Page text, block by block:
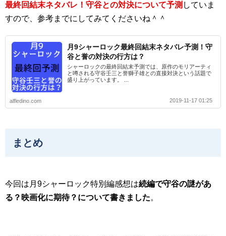
最終回結末ネタバレ！守谷との対決について予測 していま
すので、参考までにしてみてくださいね＾＾
月9シャーロック最終回結末ネタバレ予測！守
谷と誉の対決の行方は？
シャーロックの最終回結末予測では、原作のモリアーティ
と噂される守谷壬三と誉獅子雄との直接対決という話題で
盛り上がっています。 ...
alfledino.com 2019-11-17 01:25
まとめ
今回は月9シャーロック特別編感想は続編で守谷の謎があ
る？映画化に期待？について書きました。